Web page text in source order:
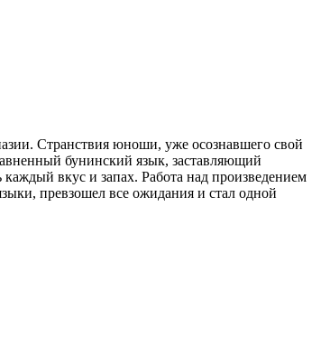
Странствия юноши, уже осознавшего свой
бунинский язык, заставляющий
вкус и запах. Работа над произведением
превзошел все ожидания и стал одной